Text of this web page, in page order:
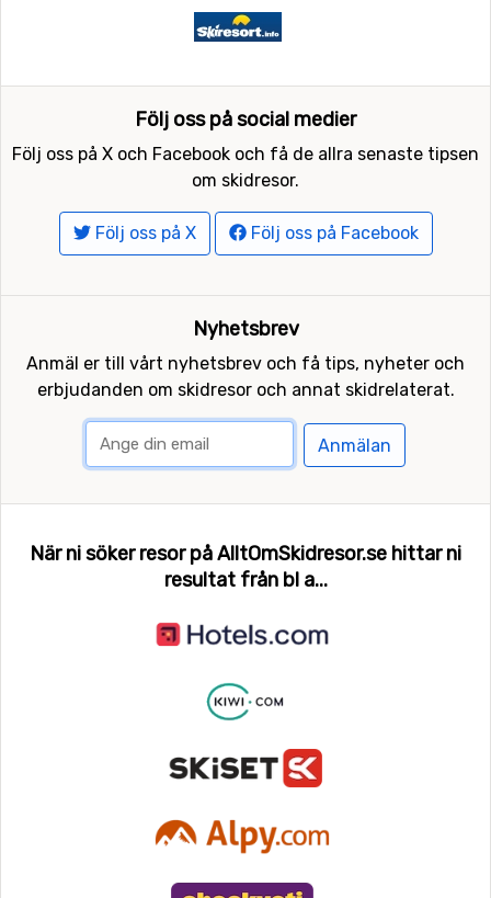
Följ oss på social medier
Följ oss på X och Facebook och få de allra senaste tipsen
om skidresor.
Följ oss på X Följ oss på Facebook
Nyhetsbrev
Anmäl er till vårt nyhetsbrev och få tips, nyheter och
erbjudanden om skidresor och annat skidrelaterat.
Anmälan
När ni söker resor på AlltOmSkidresor.se hittar ni
resultat från bl a...